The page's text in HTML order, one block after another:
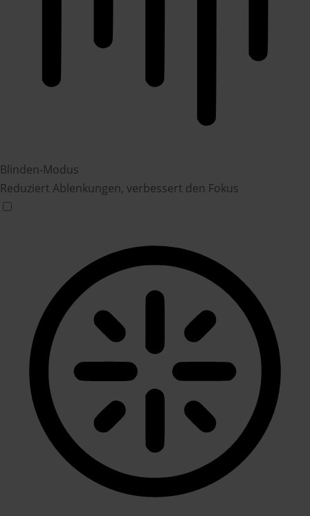
Blinden-Modus
Reduziert Ablenkungen, verbessert den Fokus